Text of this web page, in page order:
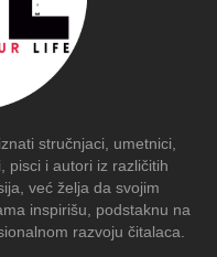
stručnjaci, umetnici,
pisci i autori iz različitih
već želja da svojim
inspirišu, podstaknu na
razvoju čitalaca.